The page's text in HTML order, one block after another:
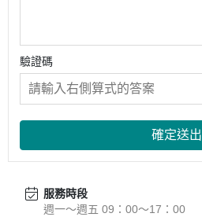
驗證碼
確定送出
服務時段
週一～週五 09：00～17：00